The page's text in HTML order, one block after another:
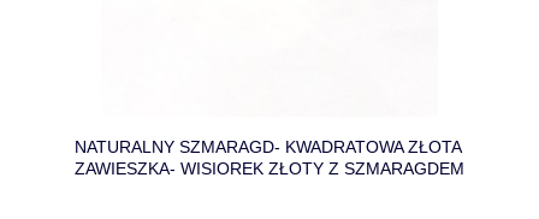
NATURALNY SZMARAGD- KWADRATOWA ZŁOTA
ZAWIESZKA- WISIOREK ZŁOTY Z SZMARAGDEM